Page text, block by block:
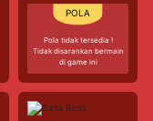
Pola tidak tersedia !
Tidak disarankan bermain
di game ini